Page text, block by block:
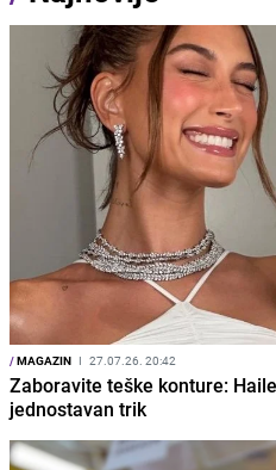
/MAGAZIN I 27.07.26. 20:42
Zaboravite teške konture:
jednostavan trik